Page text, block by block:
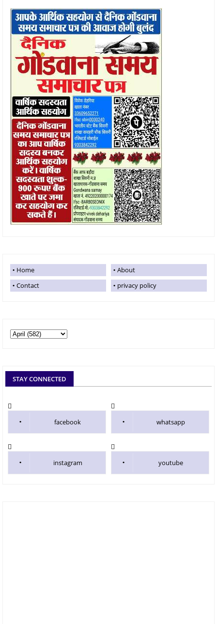
Home
About
Contact
privacy policy
STAY CONNECTED
facebook whatsapp
instagram youtube